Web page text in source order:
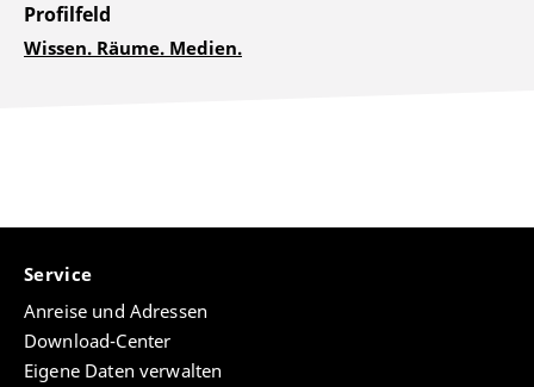
Profilfeld
Wissen. Räume. Medien.
Service
Anreise und Adressen
Download-Center
Eigene Daten verwalten